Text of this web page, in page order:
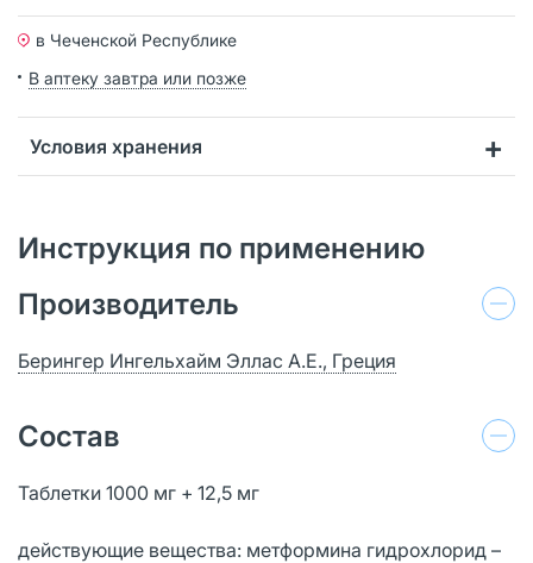
в Чеченской Республике
В аптеку завтра или позже
Условия хранения
Инструкция по применению
Производитель
Берингер Ингельхайм Эллас А.Е., Греция
Состав
Таблетки 1000 мг + 12,5 мг
действующие вещества: метформина гидрохлорид –